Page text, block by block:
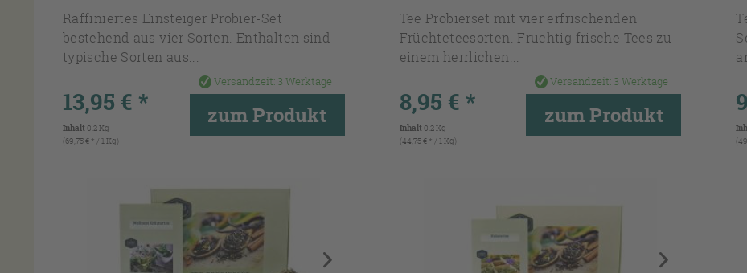
Raffiniertes Einsteiger Probier-Set
bestehend aus vier Sorten. Enthalten sind
typische Sorten aus...
Versandzeit: 3 Werktage
13,95 € *
Inhalt 0.2 Kg
(69,75 € * / 1 Kg)
zum Produkt
Tee Probierset mit vier erfrischenden
Früchteteesorten. Fruchtig frische Tees zu
einem herrlichen...
Versandzeit: 3 Werktage
8,95 € *
Inhalt 0.2 Kg
(44,75 € * / 1 Kg)
zum Produkt